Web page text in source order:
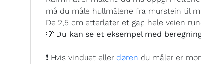
må du måle hullmålene fra murstein til
De 2,5 cm etterlater et gap hele veien
💡 Du kan se et eksempel med
❗ Hvis vinduet eller døren du måler er